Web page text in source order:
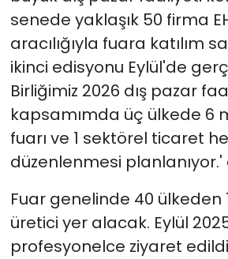
senede yaklaşık 50 firma
aracılığıyla fuara katılım
ikinci edisyonu Eylül'de
Birliğimiz 2026 dış pazar
kapsamımda üç ülkede 6
fuarı ve 1 sektörel ticaret
düzenlenmesi planlanıyor.'
Fuar genelinde 40 ülkeden
üretici yer alacak. Eylül
profesyonelce ziyaret